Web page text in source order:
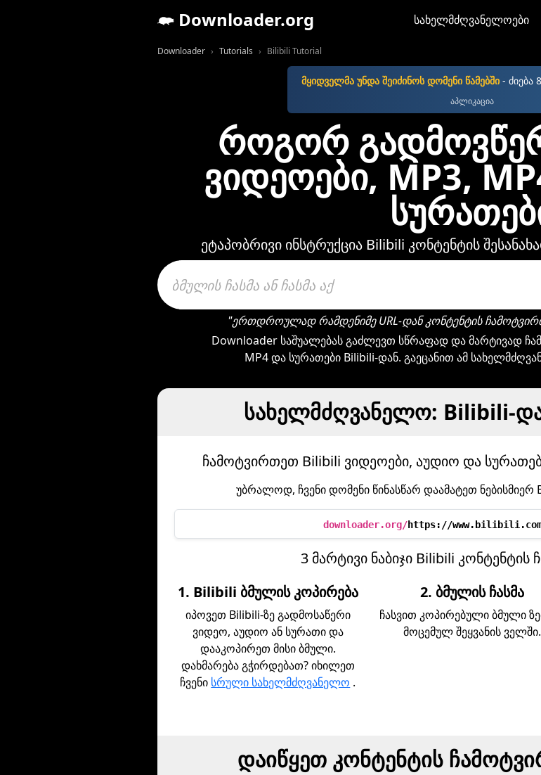
Downloader.org სახელმძღვანელოები
Downloader Tutorials Bilibili Tutorial
მყიდველმა უნდა შეიძინოს დომენი წამებში - ძიება
აპლიკაცია
როგორ
ვიდეოები, MP3,
ეტაპობრივი ინსტრუქცია Bilibili კონტენტის
"ერთდროულად რამდენიმე URL-დან კონტენტის
Downloader საშუალებას გაძლევთ სწრაფად და მარტივად
MP4 და სურათები Bilibili-დან. გაეცანით ამ
სახელმძღვანელო: Bilibili-
ჩამოტვირთეთ Bilibili ვიდეოები, აუდიო და
უბრალოდ, ჩვენი დომენი წინასწარ დაამატეთ ნებისმიერ
downloader.org/https://
3 მარტივი ნაბიჯი Bilibili
1. Bilibili ბმულის კოპირება
იპოვეთ Bilibili-ზე გადმოსაწერი
ვიდეო, აუდიო ან სურათი და
დააკოპირეთ მისი ბმული.
დახმარება გჭირდებათ? იხილეთ
ჩვენი სრული სახელმძღვანელო .
2. ბმულის ჩასმა
ჩასვით კოპირებული ბმული
მოცემულ შეყვანის ველში.
დაიწყეთ კონტენტის